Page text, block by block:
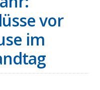
vor
im